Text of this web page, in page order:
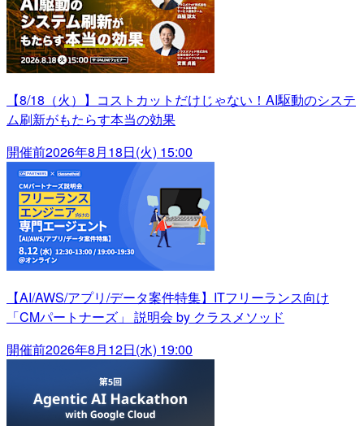
【8/18（火）】コストカットだけじゃない！AI駆動のシステ
ム刷新がもたらす本当の効果
開催前2026年8月18日(火) 15:00
【AI/AWS/アプリ/データ案件特集】ITフリーランス向け
「CMパートナーズ」 説明会 by クラスメソッド
開催前2026年8月12日(水) 19:00